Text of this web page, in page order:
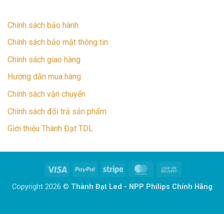
Chính sách bảo hành
Chính sách bảo mật thông tin
Chính sách giao hàng
Hướng dẫn mua hàng
Chính sách vận chuyển
Chính sách đổi trả sản phẩm
Giới thiệu Thành Đạt TDL
Visa PayPal Stripe MasterCard
Delivery
Copyright 2026 © Thành Đạt Led - NPP Philips Chính Hãng